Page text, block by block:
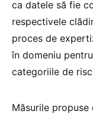
ca datele să fie
respectivele
proces de
în domeniu
categoriile de risc
Măsurile propuse